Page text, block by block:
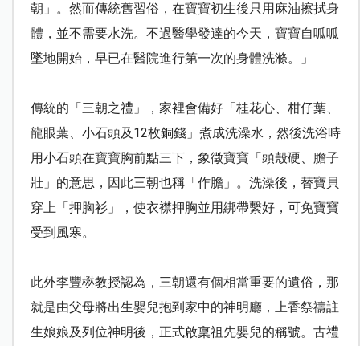
朝」。然而傳統舊習俗，在寶寶初生後只用麻油擦拭身
體，並不需要水洗。不過醫學發達的今天，寶寶自呱呱
墜地開始，早已在醫院進行第一次的身體洗滌。」
傳統的「三朝之禮」，家裡會備好「桂花心、柑仔葉、
龍眼葉、小石頭及 12枚銅錢」煮成洗澡水，然後洗浴時
用小石頭在寶寶胸前點三下，象徵寶寶「頭殼硬、膽子
壯」的意思，因此三朝也稱「作膽」。洗澡後，替寶貝
穿上「押胸衫」，使衣襟押胸並用綁帶繫好，可免寶寶
受到風寒。
此外李豐楙教授認為，三朝還有個相當重要的遺俗，那
就是由父母將出生嬰兒抱到家中的神明廳，上香祭禱註
生娘娘及列位神明後，正式啟稟祖先嬰兒的稱號。古禮